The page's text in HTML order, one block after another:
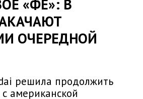
«ФЕ»: В
ОЧЕРЕДНОЙ
решила продолжить
американской